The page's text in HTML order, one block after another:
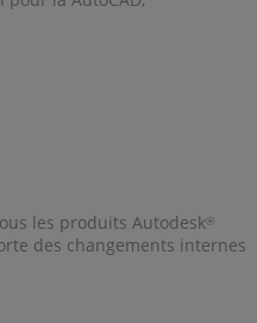
les produits Autodesk®
des changements internes